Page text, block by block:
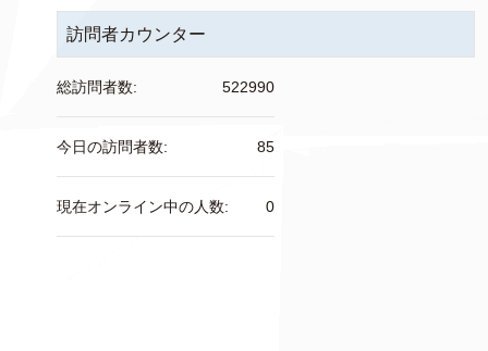
訪問者カウンター
522990
総訪問者数:
85
今日の訪問者数:
0
現在オンライン中の人数: